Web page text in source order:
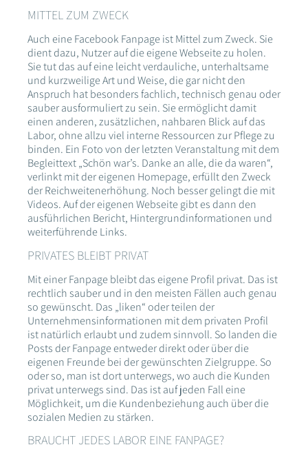
MITTEL ZUM ZWECK
Auch eine Facebook Fanpage ist Mittel zum Zweck. Sie
dient dazu, Nutzer auf die eigene Webseite zu holen.
Sie tut das auf eine leicht verdauliche, unterhaltsame
und kurzweilige Art und Weise, die gar nicht den
Anspruch hat besonders fachlich, technisch genau oder
sauber ausformuliert zu sein. Sie ermöglicht damit
einen anderen, zusätzlichen, nahbaren Blick auf das
Labor, ohne allzu viel interne Ressourcen zur Pflege zu
binden. Ein Foto von der letzten Veranstaltung mit dem
Begleittext „Schön war’s. Danke an alle, die da waren“,
verlinkt mit der eigenen Homepage, erfüllt den Zweck
der Reichweitenerhöhung. Noch besser gelingt die mit
Videos. Auf der eigenen Webseite gibt es dann den
ausführlichen Bericht, Hintergrundinformationen und
weiterführende Links.
PRIVATES BLEIBT PRIVAT
Mit einer Fanpage bleibt das eigene Profil privat. Das ist
rechtlich sauber und in den meisten Fällen auch genau
so gewünscht. Das „liken“ oder teilen der
Unternehmensinformationen mit dem privaten Profil
ist natürlich erlaubt und zudem sinnvoll. So landen die
Posts der Fanpage entweder direkt oder über die
eigenen Freunde bei der gewünschten Zielgruppe. So
oder so, man ist dort unterwegs, wo auch die Kunden
privat unterwegs sind. Das ist auf jeden Fall eine
Möglichkeit, um die Kundenbeziehung auch über die
sozialen Medien zu stärken.
BRAUCHT JEDES LABOR EINE FANPAGE?